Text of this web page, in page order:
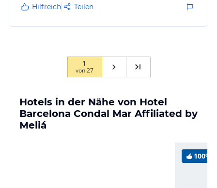
Hilfreich Teilen
1
von27
Hotels in der Nähe von Hotel
Barcelona Condal Mar Affiliated by
Meliá
100%